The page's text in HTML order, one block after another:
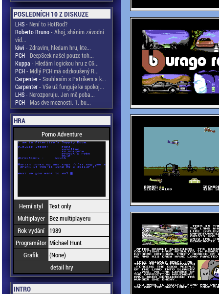
POSLEDNÍCH 10 Z DISKUZE
LHS- Není to HotRod?
Roberto Bruno- Ahoj, sháním závodní
vid...
kiwi - Zdravim, hledam hru, kte...
PCH- DeepSeek našel pouze toh...
Kuppa - Hledám logickou hru z C6...
PCH- Mdlý PCH má odzkoušený R...
Carpenter- Souhlasím s Patrikem a k...
Carpenter- Vše už funguje ke spokoj...
LHS- Nerozporuju. Jen mě poba...
PCH- Mas dve moznosti. 1. bu...
HRA
Porno Adventure
Herní styl
Text only
Multiplayer Bez multiplayeru
Rok vydání
1989
Programátor Michael Hunt
Grafik
(None)
detail hry
INTRO